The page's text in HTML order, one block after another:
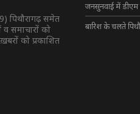
पिथौरागढ़ समेत
समाचारों को
को प्रकाशित
जनसुनवाई में डीएम
बारिश के चलते